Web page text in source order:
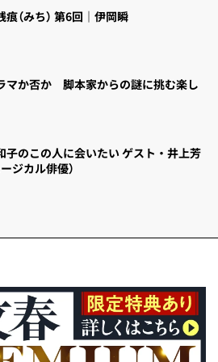
（みち） 第6回｜伊岡瞬
マか否か 脚本家からの謎に挑む楽し
子のこの人に会いたい ゲスト・井上芳
ジカル俳優）